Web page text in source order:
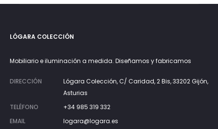
LÓGARA COLECCIÓN
Mobiliario e iluminación a medida. Diseñamos y fabricamos
DIRECCIÓN
Lógara Colección, C/ Caridad, 2 Bis, 33202 Gijón,
Asturias
TELÉFONO
+34 985 319 332
EMAIL
logara@logara.es